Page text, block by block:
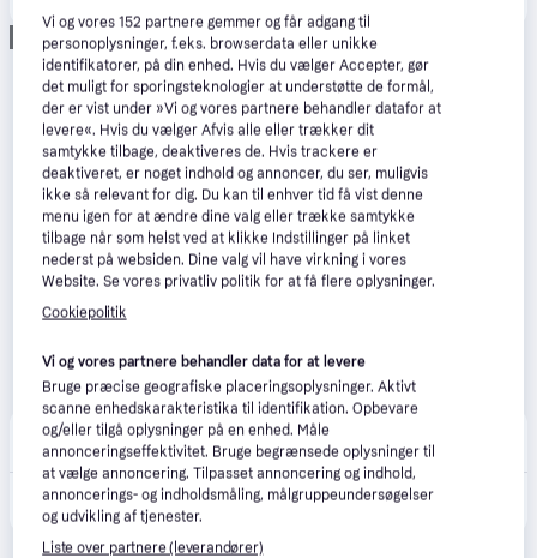
Annonce
Westwing
49 kr. fragt
Lille LED Skrivebordslampe 90 Mini Mini 1.099 kr.
Vi og vores152 partnere gemmer og får adgang til
personoplysninger, f.eks. browserdata eller unikke
identifikatorer, på din enhed. Hvis du vælger Accepter, gør
det muligt for sporingsteknologier at understøtte de formål,
der er vist under »Vi og vores partnere behandler datafor at
levere«. Hvis du vælger Afvis alle eller trækker dit
samtykke tilbage, deaktiveres de. Hvis trackere er
deaktiveret, er noget indhold og annoncer, du ser, muligvis
ikke så relevant for dig. Du kan til enhver tid få vist denne
menu igen for at ændre dine valg eller trække samtykke
tilbage når som helst ved at klikke Indstillinger på linket
nederst på websiden. Dine valg vil have virkning i vores
Website. Se vores privatliv politik for at få flere oplysninger.
Cookiepolitik
Vi og vores partnere behandler data for at levere
Bruge præcise geografiske placeringsoplysninger. Aktivt
scanne enhedskarakteristika til identifikation. Opbevare
og/eller tilgå oplysninger på en enhed. Måle
annonceringseffektivitet. Bruge begrænsede oplysninger til
at vælge annoncering. Tilpasset annoncering og indhold,
annoncerings- og indholdsmåling, målgruppeundersøgelser
og udvikling af tjenester.
Liste over partnere (leverandører)